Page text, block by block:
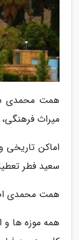
همت محمدی
میراث
اماکن تاریخی
سعید فطر
همت محمدی
همه موزه ها و